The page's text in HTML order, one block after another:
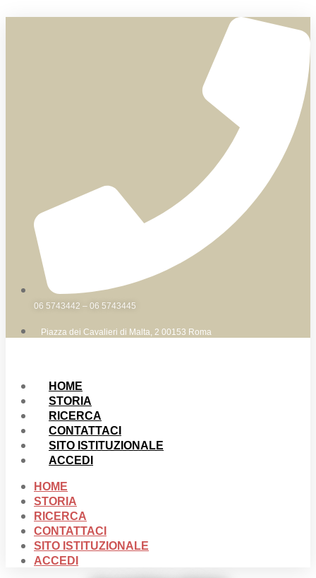
06 5743442 – 06 5743445
Piazza dei Cavalieri di Malta, 2 00153 Roma
HOME
STORIA
RICERCA
CONTATTACI
SITO ISTITUZIONALE
ACCEDI
HOME
STORIA
RICERCA
CONTATTACI
SITO ISTITUZIONALE
ACCEDI